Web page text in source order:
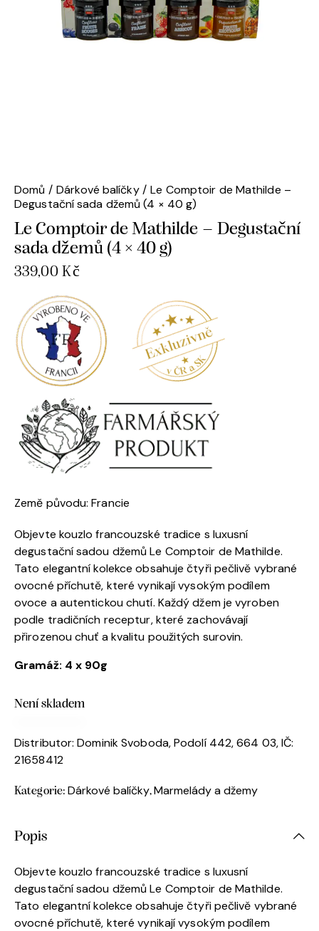
Domů Dárkové balíčky
Le Comptoir de Mathilde –
Degustační sada džemů (4 × 40 g)
Le Comptoir de Mathilde – Degustační
sada džemů (4 × 40 g)
339,00 Kč
Země původu: Francie
Objevte kouzlo francouzské tradice s luxusní
degustační sadou džemů Le Comptoir de Mathilde.
Tato elegantní kolekce obsahuje čtyři pečlivě vybrané
ovocné příchutě, které vynikají vysokým podílem
ovoce a autentickou chutí. Každý džem je vyroben
podle tradičních receptur, které zachovávají
přirozenou chuť a kvalitu použitých surovin.
Gramáž: 4 x 90g
Není skladem
Distributor: Dominik Svoboda, Podolí 442, 664 03, IČ:
21658412
Kategorie: Dárkové balíčky,Marmelády a džemy
Popis
Objevte kouzlo francouzské tradice s luxusní
degustační sadou džemů Le Comptoir de Mathilde.
Tato elegantní kolekce obsahuje čtyři pečlivě vybrané
ovocné příchutě, které vynikají vysokým podílem